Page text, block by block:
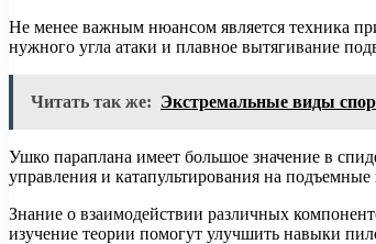
Не менее важным нюансом является техника
нужного угла атаки и плавное вытягивание
Читать так же: Экстремальные виды
Ушко параплана имеет большое значение в
управления и катапультирования на
Знание о взаимодействии различных
изучение теории помогут улучшить навыки